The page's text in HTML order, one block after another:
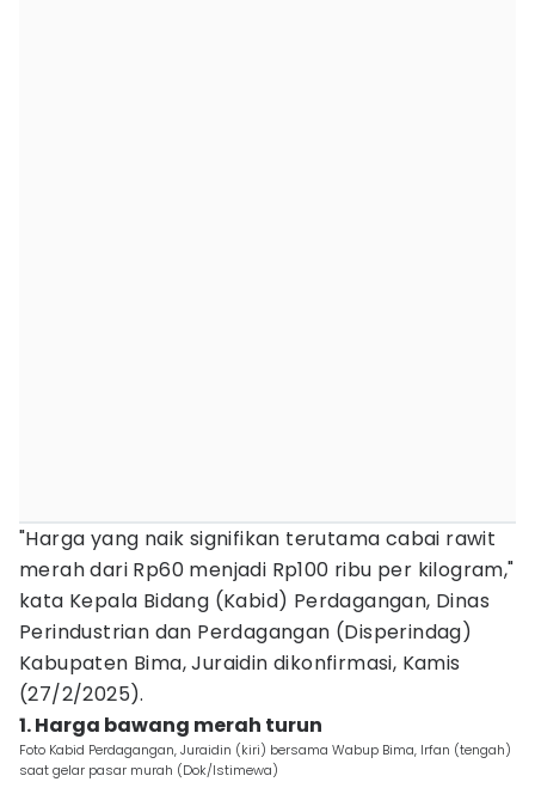
"Harga yang naik signifikan terutama cabai rawit
merah dari Rp60 menjadi Rp100 ribu per kilogram,"
kata Kepala Bidang (Kabid) Perdagangan, Dinas
Perindustrian dan Perdagangan (Disperindag)
Kabupaten Bima, Juraidin dikonfirmasi, Kamis
(27/2/2025).
1. Harga bawang merah turun
Foto Kabid Perdagangan, Juraidin (kiri) bersama Wabup Bima, Irfan (tengah)
saat gelar pasar murah (Dok/Istimewa)